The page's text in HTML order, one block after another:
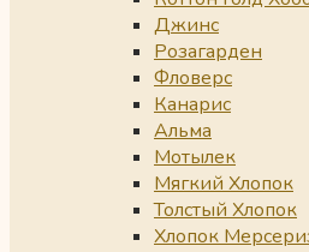
Джинс
Розагарден
Фловерс
Канарис
Альма
Мотылек
Мягкий Хлопок
Толстый Хлопок
Хлопок